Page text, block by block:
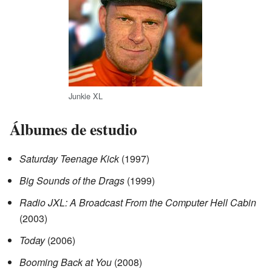
Junkie XL
Álbumes de estudio
Saturday Teenage Kick(1997)
Big Sounds of the Drags (1999)
Radio JXL: A Broadcast From the Computer Hell Cabin
(2003)
Today(2006)
Booming Back at You (2008)